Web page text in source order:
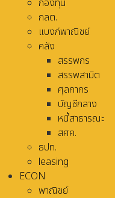
กองทุน
กลต.
แบงก์พาณิชย์
คลัง
สรรพกร
สรรพสามิต
ศุลกากร
บัญชีกลาง
หนี้สาธารณะ
สศค.
ธปท.
leasing
ECON
พาณิชย์